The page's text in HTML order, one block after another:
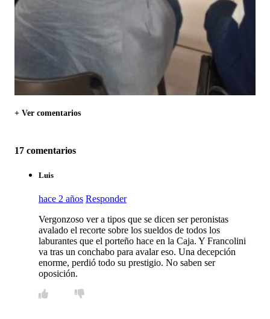
+ Ver comentarios
17 comentarios
Luis
hace 2 años Responder
Vergonzoso ver a tipos que se dicen ser peronistas
avalado el recorte sobre los sueldos de todos los
laburantes que el porteño hace en la Caja. Y Francolini
va tras un conchabo para avalar eso. Una decepción
enorme, perdió todo su prestigio. No saben ser
oposición.